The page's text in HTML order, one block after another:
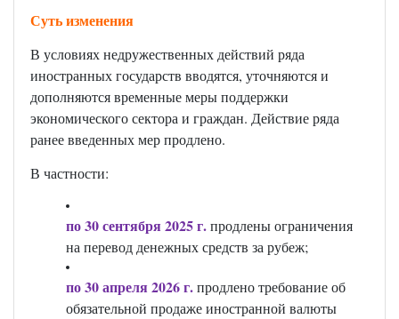
Суть изменения
В условиях недружественных действий ряда
иностранных государств вводятся, уточняются и
дополняются временные меры поддержки
экономического сектора и граждан. Действие ряда
ранее введенных мер продлено.
В частности:
по 30 сентября 2025 г.продлены ограничения
на перевод денежных средств за рубеж;
по 30 апреля 2026 г.продлено требование об
обязательной продаже иностранной валюты